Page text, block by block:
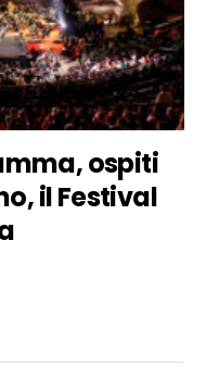
ospiti
il Festival